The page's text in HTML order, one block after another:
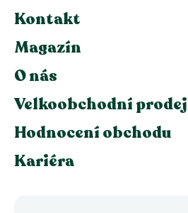
Kontakt
Magazín
O nás
Velkoobchodní prodej
Hodnocení obchodu
Kariéra